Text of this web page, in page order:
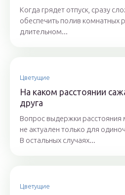
Когда грядет отпуск, сразу
обеспечить полив комнатных
длительном...
Цветущие
На каком расстоянии
друга
Вопрос выдержки расстояния
не актуален только для
В остальных случаях...
Цветущие